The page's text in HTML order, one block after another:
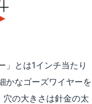
」とは1インチ当たり
かなゴーズワイヤーを
の大きさは針金の太